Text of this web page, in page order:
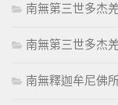
南無第三世多杰
南無第三世多杰
南無釋迦牟尼佛